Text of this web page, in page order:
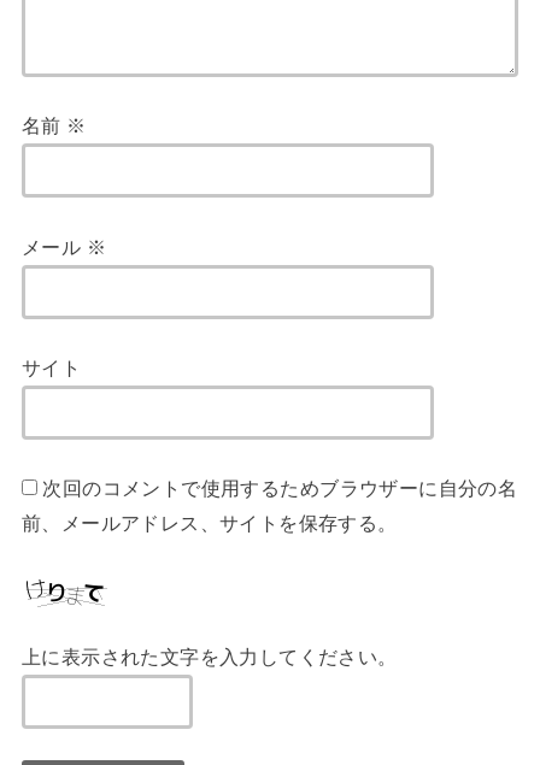
名前 ※
メール ※
サイト
次回のコメントで使用するためブラウザーに自分の名
前、メールアドレス、サイトを保存する。
上に表示された文字を入力してください。